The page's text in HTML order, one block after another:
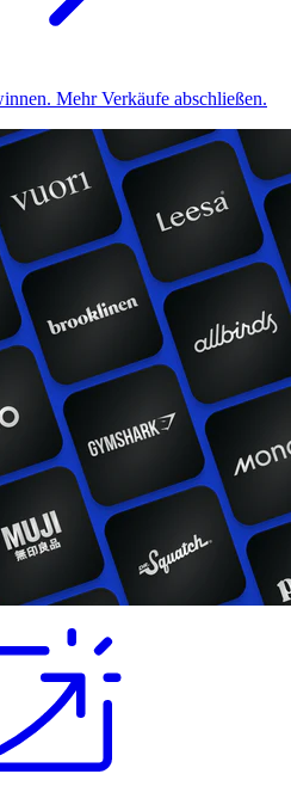
Mehr Verkäufe abschließen.